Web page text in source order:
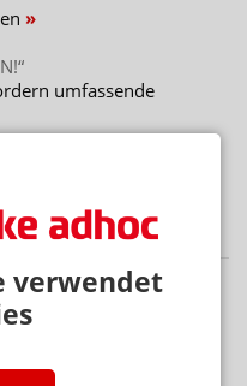
verwendet
umfassende
kritisieren